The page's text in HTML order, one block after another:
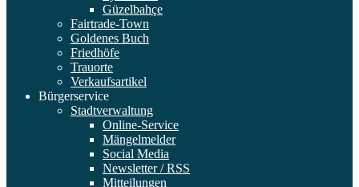
Güzelbahçe
Fairtrade-Town
Goldenes Buch
Friedhöfe
Trauorte
Verkaufsartikel
Bürgerservice
Stadtverwaltung
Online-Service
Mängelmelder
Social Media
Newsletter / RSS
Mitteilungen